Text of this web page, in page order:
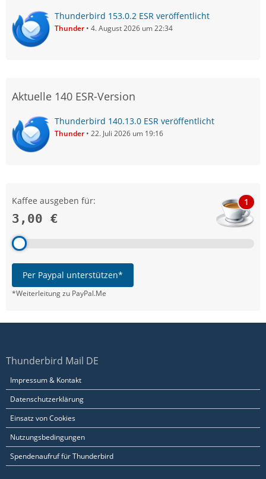
Thunderbird 153.0.2 ESR veröffentlicht
Thunder 4. August 2026 um 22:34
Aktuelle 140 ESR-Version
Thunderbird 140.13.0 ESR veröffentlicht
Thunder 22. Juli 2026 um 19:16
Kaffee ausgeben für:
3,00 €
1
Per Paypal unterstützen*
*Weiterleitung zu PayPal.Me
Thunderbird Mail DE
Impressum & Kontakt
Datenschutzerklärung
Einsatz von Cookies
Nutzungsbedingungen
Spendenaufruf für Thunderbird